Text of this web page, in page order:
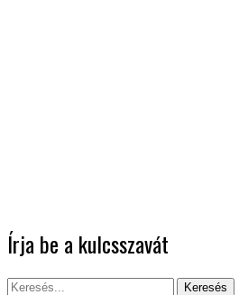
Írja be a kulcsszavát
Keresés